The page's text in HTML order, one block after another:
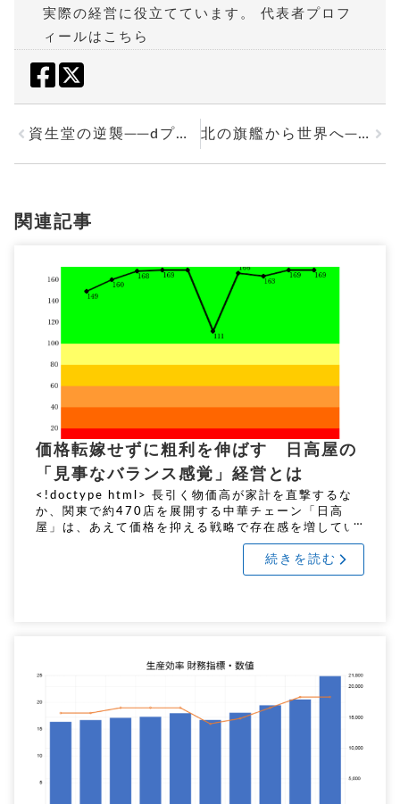
実際の経営に役立てています。 代表者プロフ
ィールはこちら
資生堂の逆襲──dプログラム刷新と財務の真実から見る再生への覚悟 北の旗艦から世界へ──財務も盤石、ゴールドウインが描くグローバル成長戦略
関連記事
価格転嫁せずに粗利を伸ばす 日高屋の
「見事なバランス感覚」経営とは
<!doctype html> 長引く物価高が家計を直撃するな
か、関東で約470店を展開する中華チェーン「日高
屋」は、あえて価格を抑える戦略で存在感を増してい
る。 価格を抑えて粗利を伸ばす戦略 「390円のラ
続きを読む